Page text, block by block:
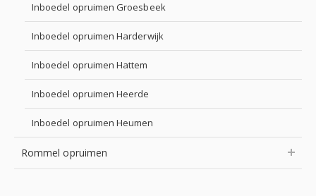
Inboedel opruimen Groesbeek
Inboedel opruimen Harderwijk
Inboedel opruimen Hattem
Inboedel opruimen Heerde
Inboedel opruimen Heumen
Rommel opruimen